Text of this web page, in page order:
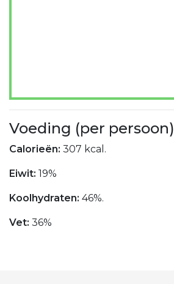
Voeding (per persoon)
Calorieën: 307 kcal.
Eiwit: 19%
Koolhydraten: 46%.
Vet: 36%